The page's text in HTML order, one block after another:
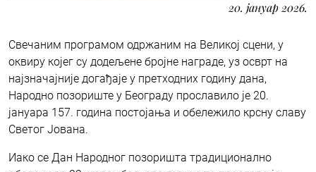
20. јануар 2026.
Свечаним програмом одржаним на Великој сцени, у
оквиру којег су додељене бројне награде, уз осврт на
најзначајније догађаје у претходних годину дана,
Народно позориште у Београду прославило је 20.
јануара 157. година постојања и обележило крсну славу
Светог Јована.
Иако се Дан Народног позоришта традиционално